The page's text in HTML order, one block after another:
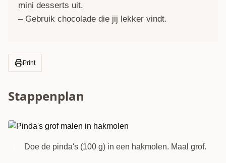
mini desserts uit.
– Gebruik chocolade die jij lekker vindt.
Print
Stappenplan
Doe de pinda's (100 g) in een hakmolen. Maal grof.